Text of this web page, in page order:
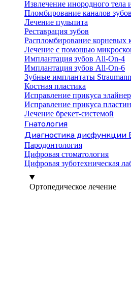
Извлечение инородного тела
Пломбирование каналов зубов
Лечение пульпита
Реставрация зубов
Распломбирование корневых
Лечение с помощью
Имплантация зубов All-On-4
Имплантация зубов All-On-6
Зубные имплантаты
Костная пластика
Исправление прикуса
Исправление прикуса
Лечение брекет-системой
Гнатология
Диагностика
Пародонтология
Цифровая стоматология
Цифровая зуботехническая
Ортопедическое лечение